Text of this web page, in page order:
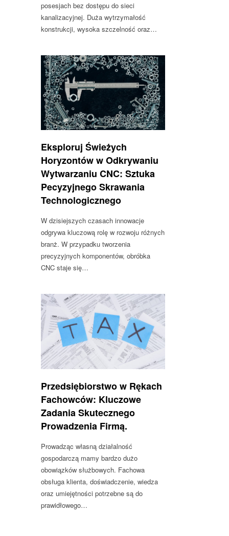
posesjach bez dostępu do sieci
kanalizacyjnej. Duża wytrzymałość
konstrukcji, wysoka szczelność oraz…
Eksploruj Świeżych
Horyzontów w Odkrywaniu
Wytwarzaniu CNC: Sztuka
Pecyzyjnego Skrawania
Technologicznego
W dzisiejszych czasach innowacje
odgrywa kluczową rolę w rozwoju różnych
branż. W przypadku tworzenia
precyzyjnych komponentów, obróbka
CNC staje się…
Przedsiębiorstwo w Rękach
Fachowców: Kluczowe
Zadania Skutecznego
Prowadzenia Firmą.
Prowadząc własną działalność
gospodarczą mamy bardzo dużo
obowiązków służbowych. Fachowa
obsługa klienta, doświadczenie, wiedza
oraz umiejętności potrzebne są do
prawidłowego…